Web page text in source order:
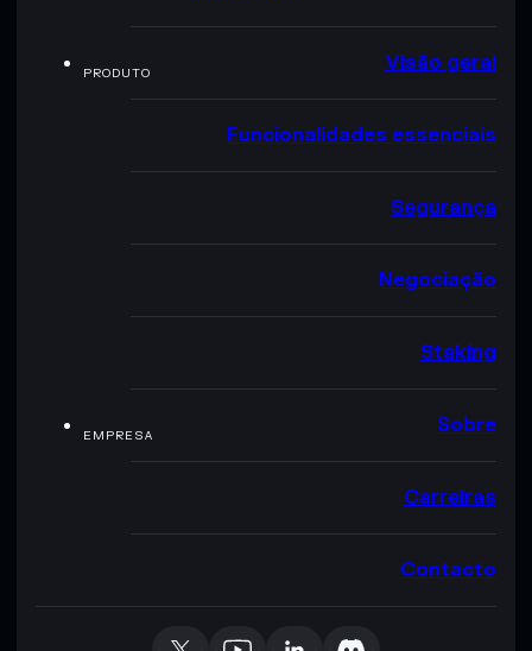
PRODUTO Visão geral
Funcionalidades essenciais
Segurança
Negociação
Staking
EMPRESA Sobre
Carreiras
Contacto